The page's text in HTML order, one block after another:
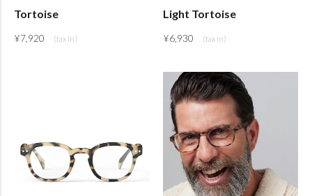
Tortoise
¥7,920
Light Tortoise
¥6,930